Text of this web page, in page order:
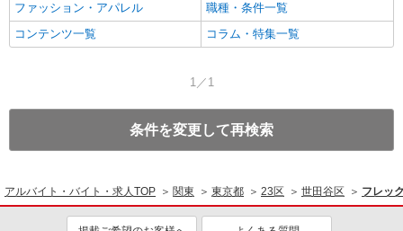
ファッション・アパレル
職種・条件一覧
コンテンツ一覧
コラム・特集一覧
1／1
条件を変更して再検索
アルバイト・バイト・求人TOP 関東 東京都 23区 世田谷区 フレッ